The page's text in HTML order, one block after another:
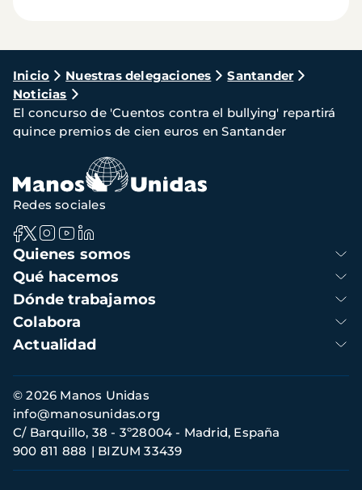
Ruta
de
navegación
Inicio Nuestras delegaciones
Santander
Noticias
El concurso de 'Cuentos contra el bullying' repartirá
quince premios de cien euros en Santander
Navegación
principal
Quienes somos
Qué hacemos
Dónde trabajamos
Colabora
Actualidad
Redes sociales
Información
de
contacto
© 2026 Manos Unidas
C/ Barquillo, 38 - 3º28004 - Madrid, España
900 811 888
BIZUM 33439
info@manosunidas.org